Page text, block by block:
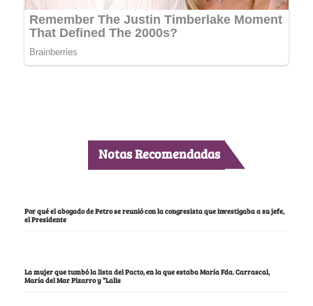
Notas Recomendadas
Por qué el abogado de Petro se reunió con la congresista que investigaba a su jefe,
el Presidente
La mujer que tumbó la lista del Pacto, en la que estaba María Fda. Carrascal,
María del Mar Pizarro y “Lalis